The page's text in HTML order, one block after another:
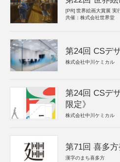
[PR] 世界絵画大賞展 実
共催：株式会社世界堂
第24回 CSデ
株式会社中川ケミカル
第24回 CSデ
限定》
株式会社中川ケミカル
第71回 喜多
漢字のまち喜多方